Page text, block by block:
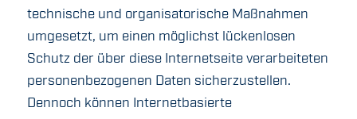
technische und organisatorische Maßnahmen
umgesetzt, um einen möglichst lückenlosen
Schutz der über diese Internetseite verarbeiteten
personenbezogenen Daten sicherzustellen.
Dennoch können Internetbasierte